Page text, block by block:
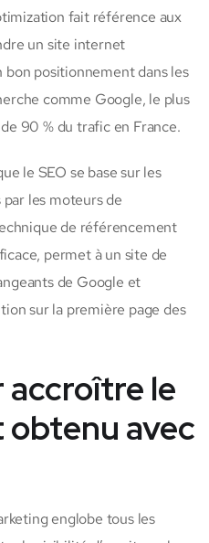
fait référence aux
un site internet
positionnement dans les
comme Google, le plus
90 % du trafic en France.
le SEO se base sur les
les moteurs de
de référencement
permet à un site de
de Google et
sur la première page des
accroître le
avec
englobe tous les